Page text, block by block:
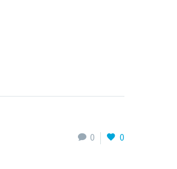
0 0